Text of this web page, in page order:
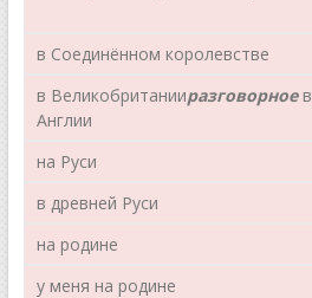
в Соединённом королевстве
в Великобританииразговорноев
Англии
на Руси
в древней Руси
на родине
у меня на родине